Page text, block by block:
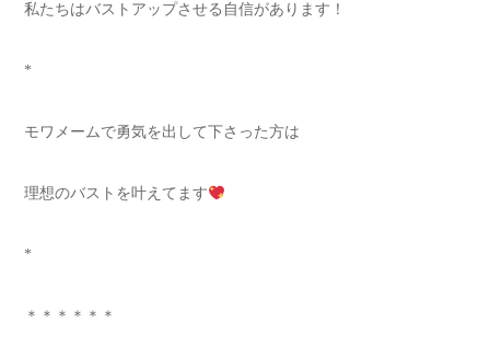
私たちはバストアップさせる自信があります！
*
モワメームで勇気を出して下さった方は
理想のバストを叶えてます
*
＊＊＊＊＊＊